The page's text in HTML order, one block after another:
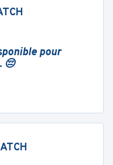
pour
😔